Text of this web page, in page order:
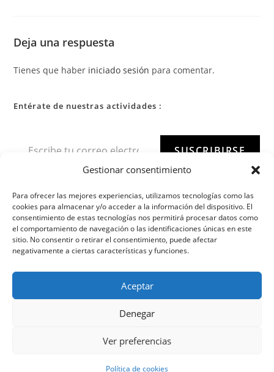
Gestionar consentimiento
Para ofrecer las mejores experiencias, utilizamos tecnologías como las
cookies para almacenar y/o acceder a la información del dispositivo. El
consentimiento de estas tecnologías nos permitirá procesar datos como
el comportamiento de navegación o las identificaciones únicas en este
sitio. No consentir o retirar el consentimiento, puede afectar
negativamente a ciertas características y funciones.
Aceptar
Denegar
Ver preferencias
Política de cookies
Deja una respuesta
Tienes que haber iniciado sesión para comentar.
Entérate de nuestras actividades :
SUSCRIBIRSE